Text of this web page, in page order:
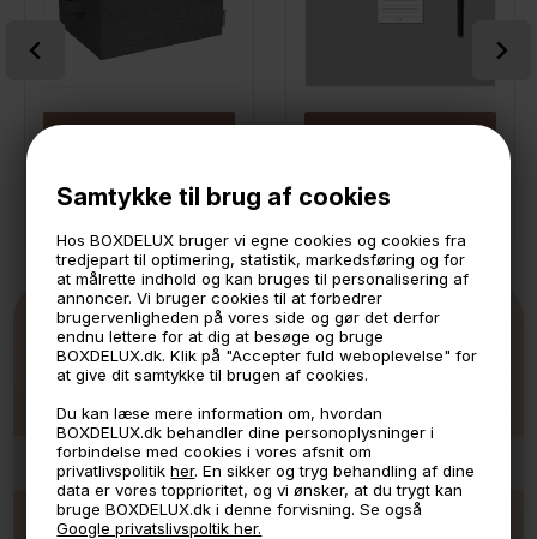
Samtykke til brug af cookies
Hos BOXDELUX bruger vi egne cookies og cookies fra
tredjepart til optimering, statistik, markedsføring og for
at målrette indhold og kan bruges til personalisering af
annoncer. Vi bruger cookies til at forbedrer
brugervenligheden på vores side og gør det derfor
endnu lettere for at dig at besøge og bruge
BOXDELUX.dk. Klik på "Accepter fuld weboplevelse" for
at give dit samtykke til brugen af cookies.
Du kan læse mere information om, hvordan
BOXDELUX.dk behandler dine personoplysninger i
forbindelse med cookies i vores afsnit om
privatlivspolitikher. En sikker og tryg behandling af dine
data er vores topprioritet, og vi ønsker, at du trygt kan
bruge BOXDELUX.dk i denne forvisning. Se også
Google privatslivspoltik her.
LÆG I KURVEN
149,- 111,75
På lager
LÆG I KURVEN
På lager
YOSHI